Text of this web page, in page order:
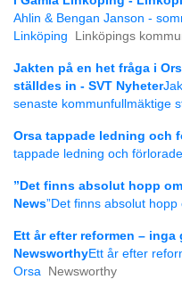
Ahlin & Bengan Janson -
Linköping
Linköpings
Jakten på en het fråga i
ställdes in - SVT Nyheter
senaste kommunfullmäktige
Orsa tappade ledning och
tappade ledning och förlorade
”Det finns absolut hopp
News”Det finns absolut
Ett år efter reformen –
NewsworthyEtt år efter
Orsa
Newsworthy